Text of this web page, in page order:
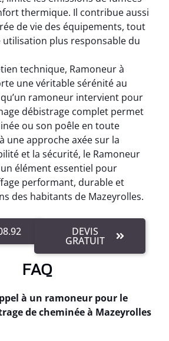
thermique. Il contribue aussi
de vie des équipements, tout
plus responsable du
technique, Ramoneur à
une véritable sérénité au
ramoneur intervient pour
débistrage complet permet
ou son poêle en toute
une approche axée sur la
et la sécurité, le Ramoneur
élément essentiel pour
performant, durable et
des habitants de Mazeyrolles.
DEVIS
GRATUIT
FAQ
à un ramoneur pour le
de cheminée à Mazeyrolles